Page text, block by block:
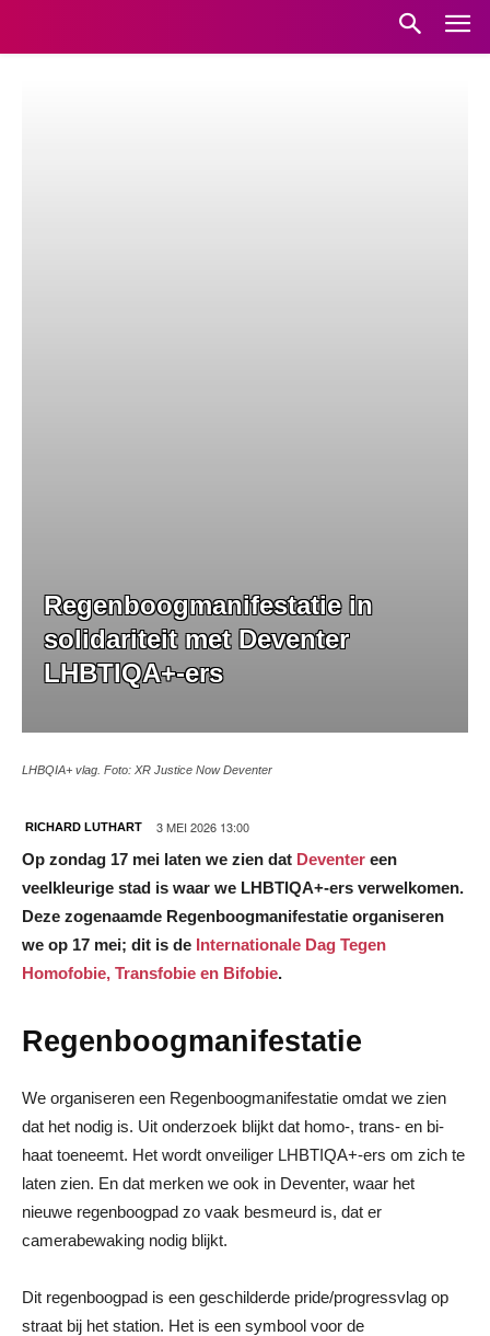
Regenboogmanifestatie in
solidariteit met Deventer
LHBTIQA+-ers
LHBQIA+ vlag. Foto: XR Justice Now Deventer
RICHARD LUTHART 3 MEI 2026 13:00
Op zondag 17 mei laten we zien dat Deventer een
veelkleurige stad is waar we LHBTIQA+-ers verwelkomen.
Deze zogenaamde Regenboogmanifestatie organiseren
we op 17 mei; dit is de Internationale Dag Tegen
Homofobie, Transfobie en Bifobie.
Regenboogmanifestatie
We organiseren een Regenboogmanifestatie omdat we zien
dat het nodig is. Uit onderzoek blijkt dat homo-, trans- en bi-
haat toeneemt. Het wordt onveiliger LHBTIQA+-ers om zich te
laten zien. En dat merken we ook in Deventer, waar het
nieuwe regenboogpad zo vaak besmeurd is, dat er
camerabewaking nodig blijkt.
Dit regenboogpad is een geschilderde pride/progressvlag op
straat bij het station. Het is een symbool voor de